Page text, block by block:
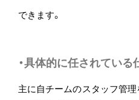
できます。
・具体的に任されている
主に自チームのスタッフ管